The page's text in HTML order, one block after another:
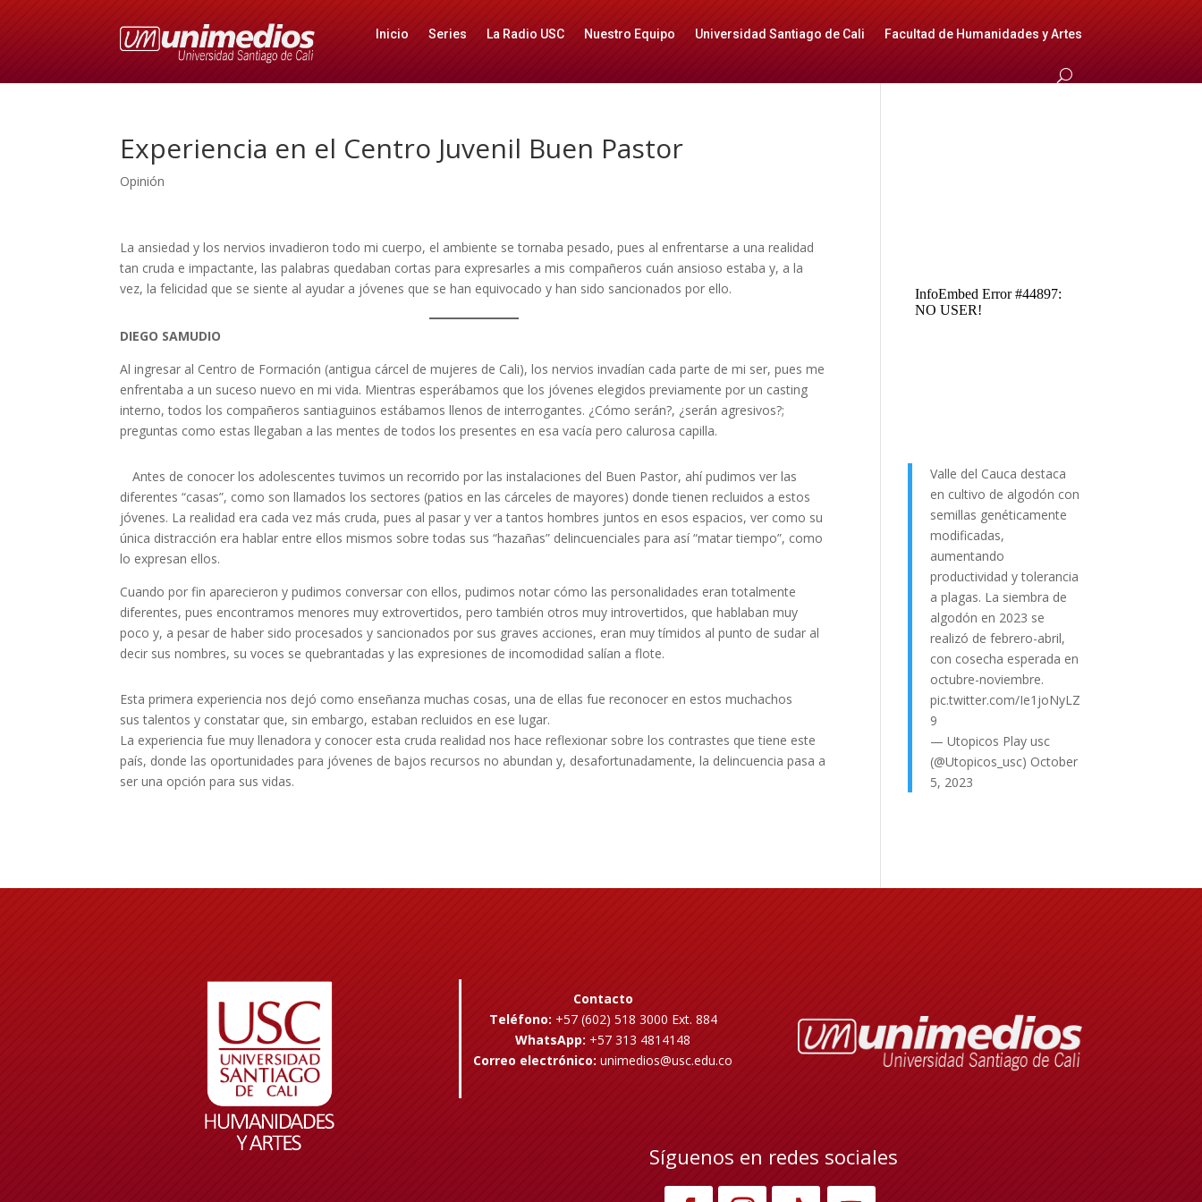
Inicio Series La Radio USC Nuestro Equipo Universidad Santiago de Cali Facultad de Humanidades y Artes
Experiencia en el Centro Juvenil Buen Pastor
Opinión
La ansiedad y los nervios invadieron todo mi cuerpo, el ambiente se tornaba pesado, pues al enfrentarse a una realidad
tan cruda e impactante, las palabras quedaban cortas para expresarles a mis compañeros cuán ansioso estaba y, a la
vez, la felicidad que se siente al ayudar a jóvenes que se han equivocado y han sido sancionados por ello.
DIEGO SAMUDIO
Al ingresar al Centro de Formación (antigua cárcel de mujeres de Cali), los nervios invadían cada parte de mi ser, pues me
enfrentaba a un suceso nuevo en mi vida. Mientras esperábamos que los jóvenes elegidos previamente por un casting
interno, todos los compañeros santiaguinos estábamos llenos de interrogantes. ¿Cómo serán?, ¿serán agresivos?;
preguntas como estas llegaban a las mentes de todos los presentes en esa vacía pero calurosa capilla.
Antes de conocer los adolescentes tuvimos un recorrido por las instalaciones del Buen Pastor, ahí pudimos ver las
diferentes “casas”, como son llamados los sectores (patios en las cárceles de mayores) donde tienen recluidos a estos
jóvenes. La realidad era cada vez más cruda, pues al pasar y ver a tantos hombres juntos en esos espacios, ver como su
única distracción era hablar entre ellos mismos sobre todas sus “hazañas” delincuenciales para así “matar tiempo”, como
lo expresan ellos.
Cuando por fin aparecieron y pudimos conversar con ellos, pudimos notar cómo las personalidades eran totalmente
diferentes, pues encontramos menores muy extrovertidos, pero también otros muy introvertidos, que hablaban muy
poco y, a pesar de haber sido procesados y sancionados por sus graves acciones, eran muy tímidos al punto de sudar al
decir sus nombres, su voces se quebrantadas y las expresiones de incomodidad salían a flote.
Esta primera experiencia nos dejó como enseñanza muchas cosas, una de ellas fue reconocer en estos muchachos
sus talentos y constatar que, sin embargo, estaban recluidos en ese lugar.
La experiencia fue muy llenadora y conocer esta cruda realidad nos hace reflexionar sobre los contrastes que tiene este
país, donde las oportunidades para jóvenes de bajos recursos no abundan y, desafortunadamente, la delincuencia pasa a
ser una opción para sus vidas.
Valle del Cauca destaca
en cultivo de algodón con
semillas genéticamente
modificadas,
aumentando
productividad y tolerancia
a plagas. La siembra de
algodón en 2023 se
realizó de febrero-abril,
con cosecha esperada en
octubre-noviembre.
pic.twitter.com/Ie1joNyLZ
9
— Utopicos Play usc
(@Utopicos_usc) October
5, 2023
Contacto
Teléfono: +57 (602) 518 3000 Ext. 884
WhatsApp: +57 313 4814148
Correo electrónico: unimedios@usc.edu.co
Síguenos en redes sociales